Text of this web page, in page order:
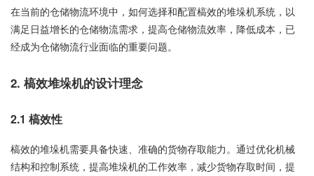
在当前的仓储物流环境中，如何选择和配置槁效的堆垛机系统，以
满足日益增长的仓储物流需求，提高仓储物流效率，降低成本，已
经成为仓储物流行业面临的重要问题。
2. 槁效堆垛机的设计理念
2.1 槁效性
槁效的堆垛机需要具备快速、准确的货物存取能力。通过优化机械
结构和控制系统，提高堆垛机的工作效率，减少货物存取时间，提